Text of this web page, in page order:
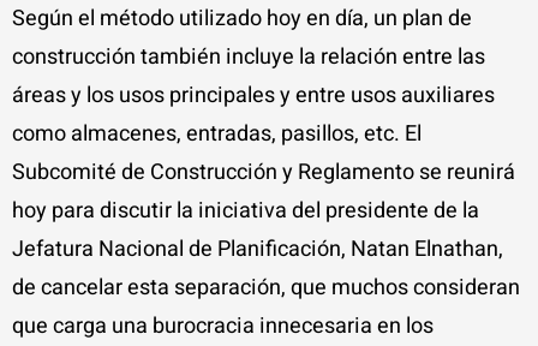
Según el método utilizado hoy en día, un plan de
construcción también incluye la relación entre las
áreas y los usos principales y entre usos auxiliares
como almacenes, entradas, pasillos, etc. El
Subcomité de Construcción y Reglamento se reunirá
hoy para discutir la iniciativa del presidente de la
Jefatura Nacional de Planificación, Natan Elnathan,
de cancelar esta separación, que muchos consideran
que carga una burocracia innecesaria en los